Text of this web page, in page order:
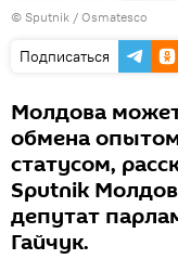
© Sputnik / Osmatesco
Подписаться
Молдова
обмена
статусом,
Sputnik
депутат
Гайчук.